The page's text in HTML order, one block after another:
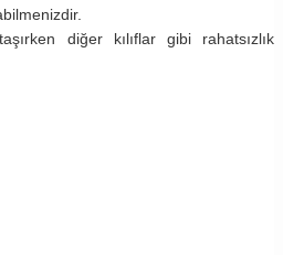
diğer kılıflar gibi rahatsızlık